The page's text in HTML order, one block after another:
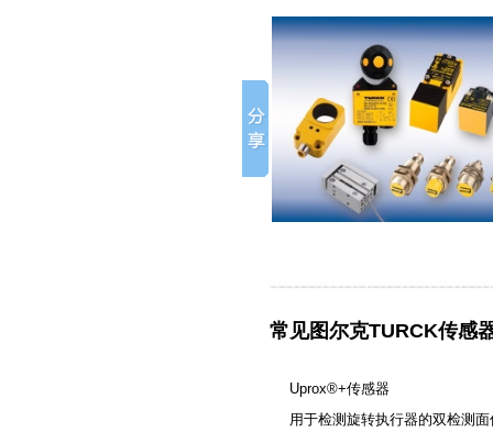
常见图尔克TURCK传感
Uprox®+传感器
用于检测旋转执行器的双检测面